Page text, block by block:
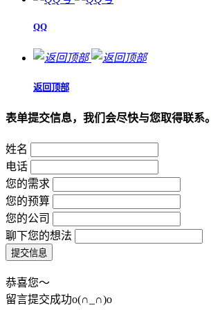
QQ
返回顶部
表单提交信息，我们会尽快与您取得联系。
姓名
电话
您的需求
您的预算
您的公司
聊下您的想法
恭喜您～
留言提交成功o(∩_∩)o